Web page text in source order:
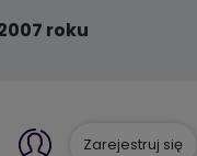
roku
Zarejestruj się